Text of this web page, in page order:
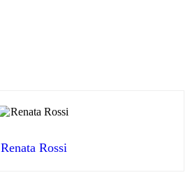
Renata Rossi